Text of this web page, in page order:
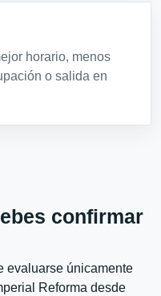
horario, menos
o salida en
confirmar
evaluarse únicamente
Reforma desde